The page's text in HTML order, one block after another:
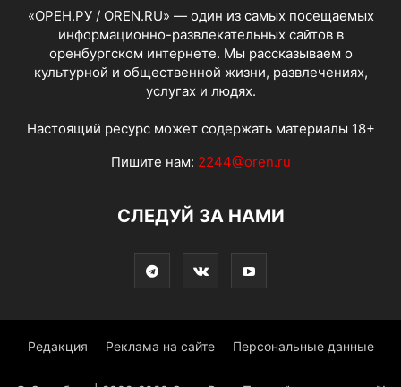
«ОРЕН.РУ / OREN.RU» — один из самых посещаемых
информационно-развлекательных сайтов в
оренбургском интернете. Мы рассказываем о
культурной и общественной жизни, развлечениях,
услугах и людях.
Настоящий ресурс может содержать материалы 18+
Пишите нам: 2244@oren.ru
СЛЕДУЙ ЗА НАМИ
Редакция Реклама на сайте Персональные данные